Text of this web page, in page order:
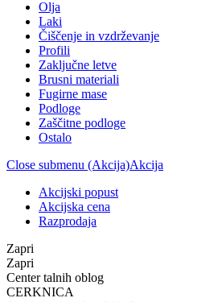
Olja
Laki
Čiščenje in vzdrževanje
Profili
Zaključne letve
Brusni materiali
Fugirne mase
Podloge
Zaščitne podloge
Ostalo
Close submenu (Akcija)Akcija
Akcijski popust
Akcijska cena
Razprodaja
Zapri
Zapri
Center talnih oblog
CERKNICA